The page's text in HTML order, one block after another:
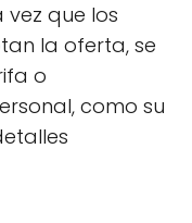
que los
la oferta, se
o
como su